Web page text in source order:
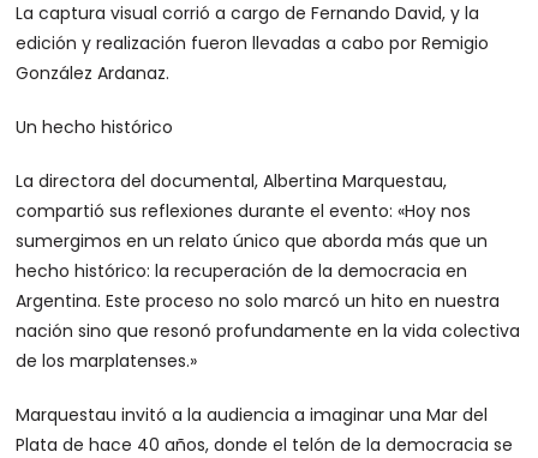
La captura visual corrió a cargo de Fernando David, y la
edición y realización fueron llevadas a cabo por Remigio
González Ardanaz.
Un hecho histórico
La directora del documental, Albertina Marquestau,
compartió sus reflexiones durante el evento: «Hoy nos
sumergimos en un relato único que aborda más que un
hecho histórico: la recuperación de la democracia en
Argentina. Este proceso no solo marcó un hito en nuestra
nación sino que resonó profundamente en la vida colectiva
de los marplatenses.»
Marquestau invitó a la audiencia a imaginar una Mar del
Plata de hace 40 años, donde el telón de la democracia se